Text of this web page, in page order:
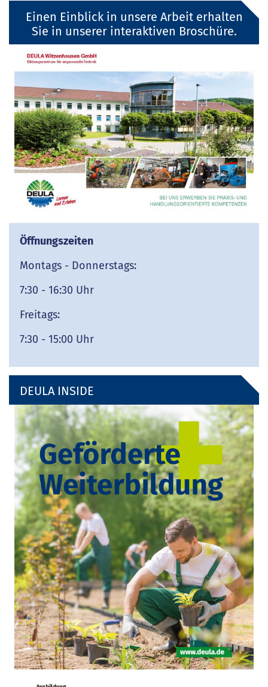
Einen Einblick in unsere Arbeit erhalten
Sie in unserer interaktiven Broschüre.
Öffnungszeiten
Montags - Donnerstags:
7:30 - 16:30 Uhr
Freitags:
7:30 - 15:00 Uhr
DEULA INSIDE